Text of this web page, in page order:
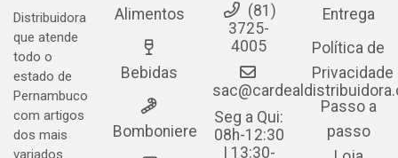
Distribuidora
que atende
todo o
estado de
Pernambuco
com artigos
dos mais
variados
Alimentos
Bebidas
Bomboniere
(81)
3725-
4005
Seg a Qui:
08h-12:30
| 13:30-
Entrega
Política de
Privacidade
Passo a
passo